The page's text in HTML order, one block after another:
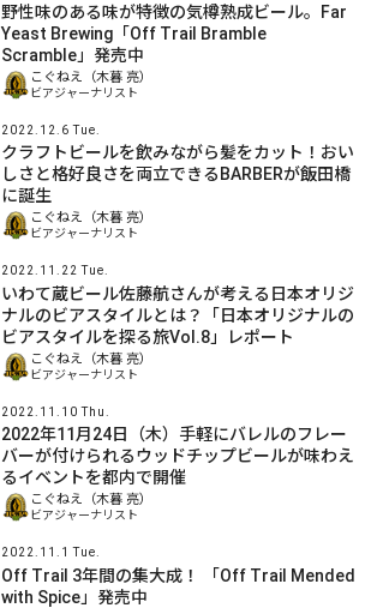
野性味のある味が特徴の気樽熟成ビール。Far
Yeast Brewing「Off Trail Bramble
Scramble」発売中
こぐねえ（木暮 亮）
ビアジャーナリスト
2022.12.6 Tue.
クラフトビールを飲みながら髪をカット！おい
しさと格好良さを両立できるBARBERが飯田橋
に誕生
こぐねえ（木暮 亮）
ビアジャーナリスト
2022.11.22 Tue.
いわて蔵ビール佐藤航さんが考える日本オリジ
ナルのビアスタイルとは？「日本オリジナルの
ビアスタイルを探る旅Vol.8」レポート
こぐねえ（木暮 亮）
ビアジャーナリスト
2022.11.10 Thu.
2022年11月24日（木）手軽にバレルのフレー
バーが付けられるウッドチップビールが味わえ
るイベントを都内で開催
こぐねえ（木暮 亮）
ビアジャーナリスト
2022.11.1 Tue.
Off Trail 3年間の集大成！ 「Off Trail Mended
with Spice」発売中